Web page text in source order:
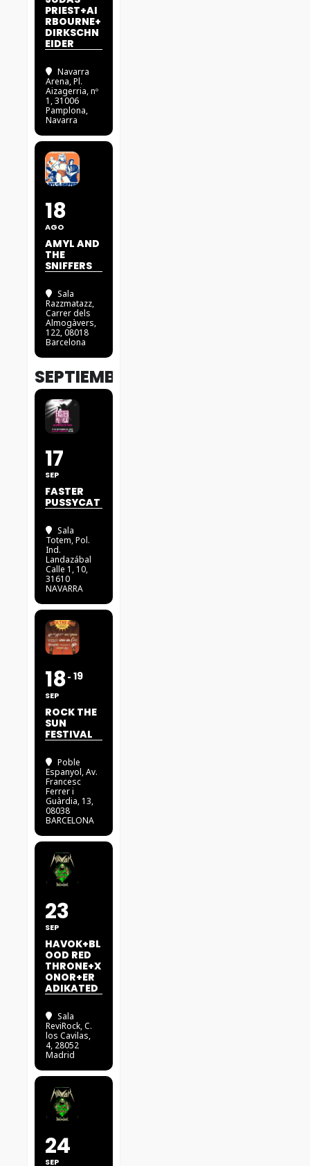
PRIEST+AI
RBOURNE+
DIRKSCHN
EIDER
Navarra
Arena, Pl.
Aizagerria, nº
1, 31006
Pamplona,
Navarra
18
AGO
AMYL AND
THE
SNIFFERS
Sala
Razzmatazz,
Carrer dels
Almogàvers,
122, 08018
Barcelona
SEPTIEMBRE
17
SEP
FASTER
PUSSYCAT
Sala
Totem, Pol.
Ind.
Landazábal
Calle 1, 10,
31610
NAVARRA
18
SEP
19
ROCK THE
SUN
FESTIVAL
Poble
Espanyol, Av.
Francesc
Ferrer i
Guàrdia, 13,
08038
BARCELONA
23
SEP
HAVOK+BL
OOD RED
THRONE+X
ONOR+ER
ADIKATED
Sala
ReviRock, C.
los Cavilas,
4, 28052
Madrid
24
SEP